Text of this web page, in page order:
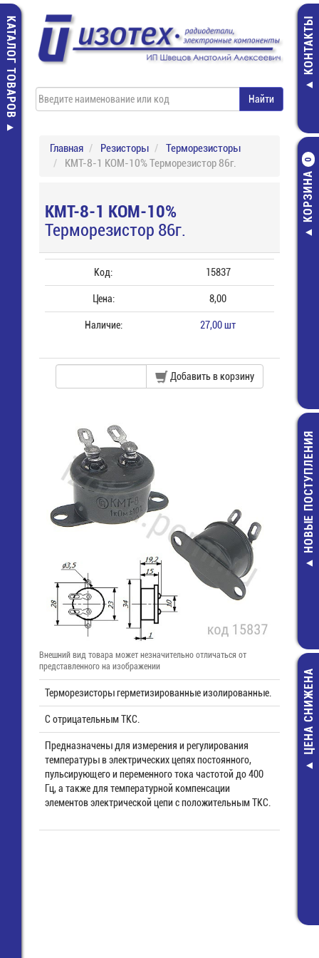
КАТАЛОГ ТОВАРОВ КОНТАКТЫ
КОРЗИНА
0
Разъем на
2х13 (м)
16,00 руб.
НОВЫЕ ПОСТУПЛЕНИЯ
Катализатор
11 880,00
ЦЕНА СНИЖЕНА
Главная Резисторы
Терморезисторы
КМТ-8-1 КОМ-10% Терморезистор 86г.
КМТ-8-1 КОМ-10%
Терморезистор 86г.
Код: 15837
Цена: 8,00
Наличие: 27,00 шт
Добавить в корзину
Внешний вид товара может незначительно отличаться от
представленного на изображении
Терморезисторы герметизированные изолированные.
С отрицательным ТКС.
Предназначены для измерения и регулирования
температуры в электрических цепях постоянного,
пульсирующего и переменного тока частотой до 400
Гц, а также для температурной компенсации
элементов электрической цепи с положительным ТКС.